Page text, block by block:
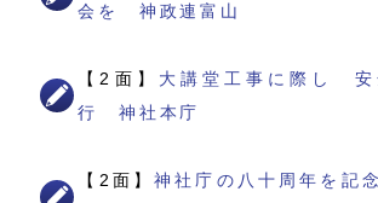
会を 神政連富山
【2面】 大講堂工事に際し 安
行 神社本庁
【2面】神社庁の八十周年を記